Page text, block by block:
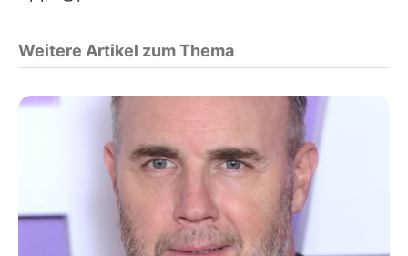
Weitere Artikel zum Thema